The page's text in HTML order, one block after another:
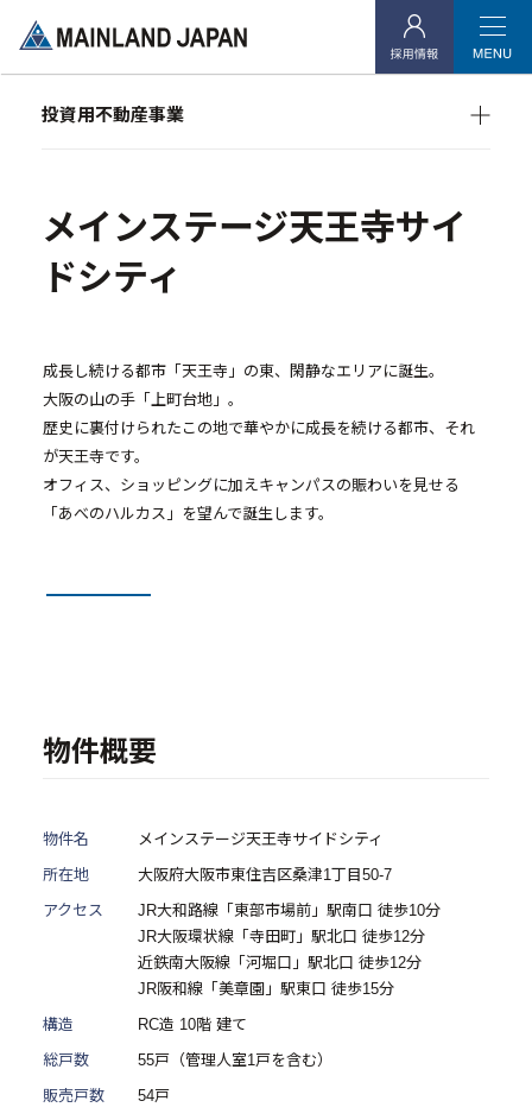
- 企業理念
- 社会貢献活動
投資用不動産事業
- マンション経営をお考えの方へ
- メインランドグループの強み
- オーナーズデータ
- メインステージシリーズ
- リノベーション物件お問い合わせ
採用情報
- 記事一覧
ニュース / イベント
投資用不動産事業
メインステージシリーズ
メインステージ天王寺サイ
ドシティ
成長し続ける都市「天王寺」の東、閑静なエリアに誕生。
大阪の山の手「上町台地」。
歴史に裏付けられたこの地で華やかに成長を続ける都市、それ
が天王寺です。
オフィス、ショッピングに加えキャンパスの賑わいを見せる
「あべのハルカス」を望んで誕生します。
物件概要
物件名
メインステージ天王寺サイドシティ
所在地
大阪府大阪市東住吉区桑津1丁目50-7
アクセス
JR大和路線「東部市場前」駅南口 徒歩10分
JR大阪環状線「寺田町」駅北口 徒歩12分
近鉄南大阪線「河堀口」駅北口 徒歩12分
JR阪和線「美章園」駅東口 徒歩15分
構造
RC造 10階 建て
総戸数
55戸（管理人室1戸を含む）
販売戸数
54戸